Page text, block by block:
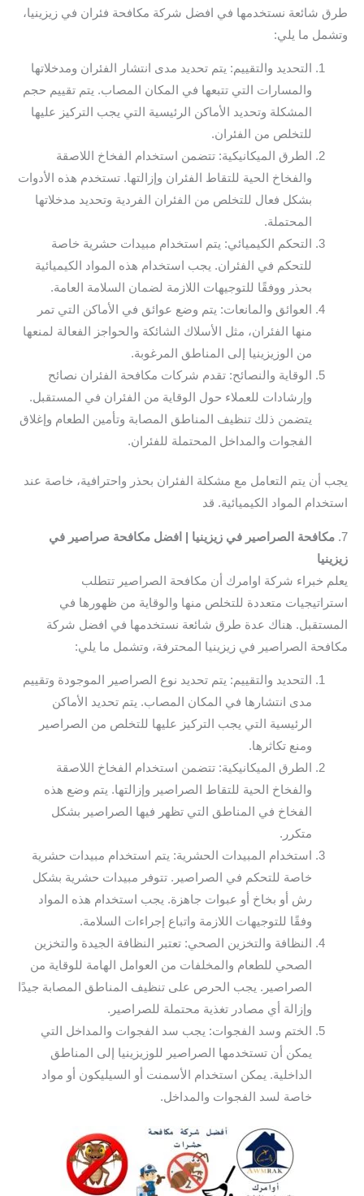
طرق شائعة نستخدمها في افضل شركة مكافحة فئران في زيزينيا،
وتشمل ما يلي:
التحديد والتقييم: يتم تحديد مدى انتشار الفئران ومدخلاتها
والمسارات التي تتبعها في المكان المصاب. يتم تقييم حجم
المشكلة وتحديد الأماكن الرئيسية التي يجب التركيز عليها
للتخلص من الفئران.
الطرق الميكانيكية: تتضمن استخدام الفخاخ اللاصقة
والفخاخ الحية للتقاط الفئران وإزالتها. تستخدم هذه الأدوات
بشكل فعال للتخلص من الفئران الفردية وتحديد مدخلاتها
المحتملة.
التحكم الكيميائي: يتم استخدام مبيدات حشرية خاصة
للتحكم في الفئران. يجب استخدام هذه المواد الكيميائية
بحذر ووفقًا للتوجيهات اللازمة لضمان السلامة العامة.
العوائق والمانعات: يتم وضع عوائق في الأماكن التي تمر
منها الفئران، مثل الأسلاك الشائكة والحواجز الفعالة لمنعها
من الوزيزينيا إلى المناطق المرغوبة.
الوقاية والنصائح: تقدم شركات مكافحة الفئران نصائح
وإرشادات للعملاء حول الوقاية من الفئران في المستقبل.
يتضمن ذلك تنظيف المناطق المصابة وتأمين الطعام وإغلاق
الفجوات والمداخل المحتملة للفئران.
يجب أن يتم التعامل مع مشكلة الفئران بحذر واحترافية، خاصة عند
استخدام المواد الكيميائية. قد
7. مكافحة الصراصير في زيزينيا | افضل مكافحة صراصير في
زيزينيا
يعلم خبراء شركة اوامرك أن مكافحة الصراصير تتطلب
استراتيجيات متعددة للتخلص منها والوقاية من ظهورها في
المستقبل. هناك عدة طرق شائعة نستخدمها في افضل شركة
مكافحة الصراصير في زيزينيا المحترفة، وتشمل ما يلي:
التحديد والتقييم: يتم تحديد نوع الصراصير الموجودة وتقييم
مدى انتشارها في المكان المصاب. يتم تحديد الأماكن
الرئيسية التي يجب التركيز عليها للتخلص من الصراصير
ومنع تكاثرها.
الطرق الميكانيكية: تتضمن استخدام الفخاخ اللاصقة
والفخاخ الحية للتقاط الصراصير وإزالتها. يتم وضع هذه
الفخاخ في المناطق التي تظهر فيها الصراصير بشكل
متكرر.
استخدام المبيدات الحشرية: يتم استخدام مبيدات حشرية
خاصة للتحكم في الصراصير. تتوفر مبيدات حشرية بشكل
رش أو بخاخ أو عبوات جاهزة. يجب استخدام هذه المواد
وفقًا للتوجيهات اللازمة واتباع إجراءات السلامة.
النظافة والتخزين الصحي: تعتبر النظافة الجيدة والتخزين
الصحي للطعام والمخلفات من العوامل الهامة للوقاية من
الصراصير. يجب الحرص على تنظيف المناطق المصابة جيدًا
وإزالة أي مصادر تغذية محتملة للصراصير.
الختم وسد الفجوات: يجب سد الفجوات والمداخل التي
يمكن أن تستخدمها الصراصير للوزيزينيا إلى المناطق
الداخلية. يمكن استخدام الأسمنت أو السيليكون أو مواد
خاصة لسد الفجوات والمداخل.